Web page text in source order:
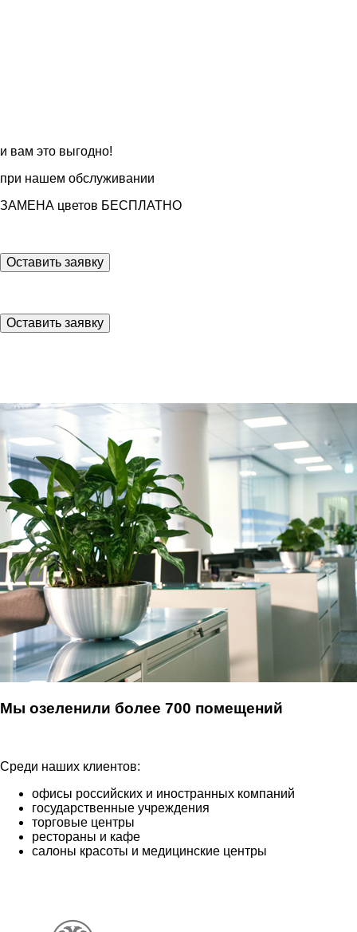
и вам это выгодно!
при нашем обслуживании
ЗАМЕНА цветов БЕСПЛАТНО
Оставить заявку
Оставить заявку
Мы озеленили более 700 помещений
Среди наших клиентов:
офисы российских и иностранных компаний
государственные учреждения
торговые центры
рестораны и кафе
салоны красоты и медицинские центры